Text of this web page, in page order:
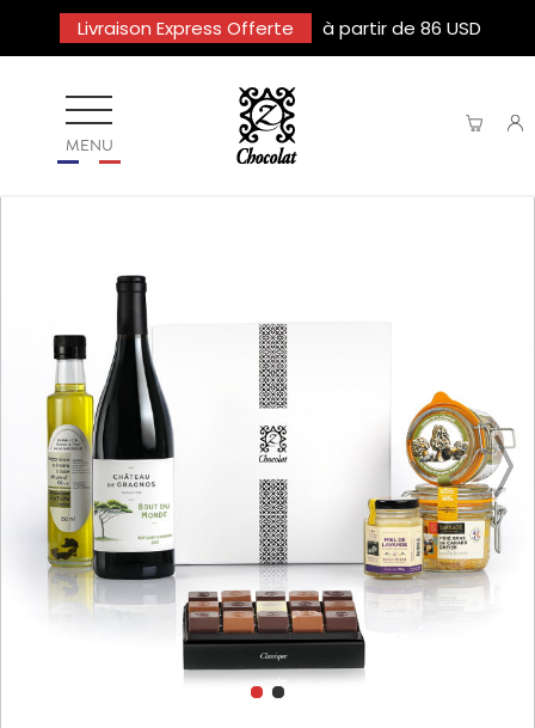
Livraison Express Offerte à partir de 86 USD
MENU